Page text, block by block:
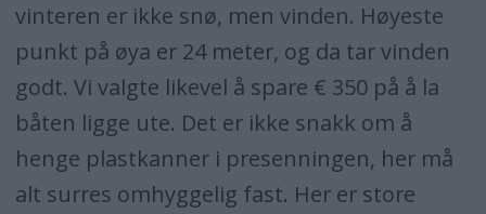
vinteren er ikke snø, men vinden. Høyeste
punkt på øya er 24 meter, og da tar vinden
godt. Vi valgte likevel å spare € 350 på å la
båten ligge ute. Det er ikke snakk om å
henge plastkanner i presenningen, her må
alt surres omhyggelig fast. Her er store